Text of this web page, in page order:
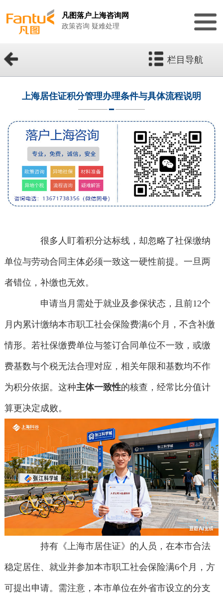
凡图落户上海咨询网
政策咨询 疑难处理
栏目导航
上海居住证积分管理办理条件与具体流程说明
很多人盯着积分达标线，却忽略了社保缴纳
单位与劳动合同主体必须一致这一硬性前提。一旦两
者错位，补缴也无效。
申请当月需处于就业及参保状态，且前12个
月内累计缴纳本市职工社会保险费满6个月，不含补缴
情形。若社保缴费单位与签订合同单位不一致，或缴
费基数与个税无法合理对应，相关年限和基数均不作
为积分依据。这种主体一致性的核查，经常比分值计
算更决定成败。
持有《上海市居住证》的人员，在本市合法
稳定居住、就业并参加本市职工社会保险满6个月，方
可提出申请。需注意，本市单位在外省市设立的分支